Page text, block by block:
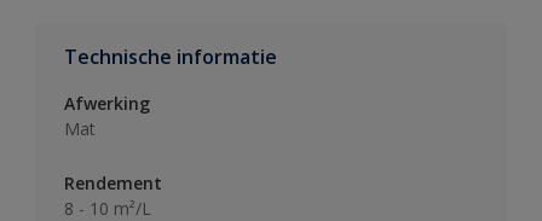
Technische informatie
Afwerking
Mat
Rendement
8 - 10 m²/L